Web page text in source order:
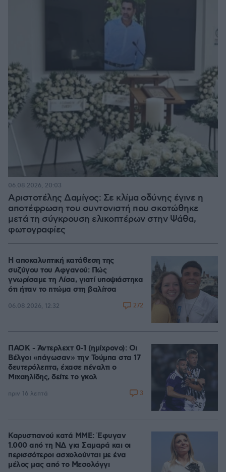
Αριστοτέλης Δαμίγος: Σε κλίμα οδύνης έγινε η
αποτέφρωση του συντονιστή που σκοτώθηκε
μετά τη σύγκρουση ελικοπτέρων στην Ψάθα,
φωτογραφίες
06.08.2026, 20:03
Η αποκαλυπτική κατάθεση της
συζύγου του Αφγανού: Πώς
γνωρίσαμε τη Λίσα, γιατί υποψιάστηκα
ότι ήταν το πτώμα στη βαλίτσα
06.08.2026, 12:32 272
ΠΑΟΚ - Άντερλεχτ 0-1 (ημίχρονο): Οι
Βέλγοι «πάγωσαν» την Τούμπα στα 17
δευτερόλεπτα, έχασε πέναλτι ο
Μιχαηλίδης, δείτε το γκολ
πριν 16 λεπτά 3
Καρυστιανού κατά ΜΜΕ: Έφυγαν
1.000 από τη ΝΔ για Σαμαρά και οι
περισσότεροι ασχολούνται με ένα
μέλος μας από το Μεσολόγγι